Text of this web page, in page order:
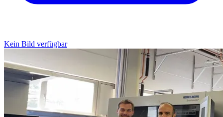
Kein Bild verfügbar